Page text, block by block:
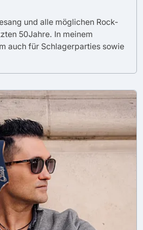
und alle möglichen Rock-
50Jahre. In meinem
auch für Schlagerparties sowie